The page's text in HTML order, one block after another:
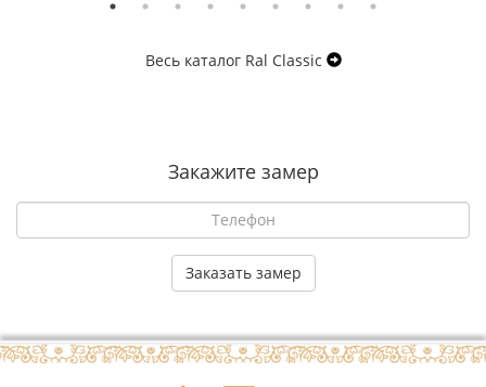
Весь каталог Ral Classic
Закажите замер